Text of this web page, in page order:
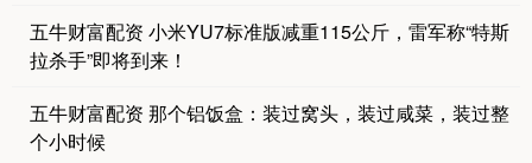
五牛财富配资 小米YU7标准版减重115公斤，雷军称“特斯
拉杀手”即将到来！
五牛财富配资 那个铝饭盒：装过窝头，装过咸菜，装过整
个小时候